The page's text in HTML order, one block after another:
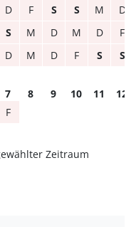
D F S S M
D
S M D M D
F
D M D F S S
7 8 9 10 11
12
F
Zeitraum